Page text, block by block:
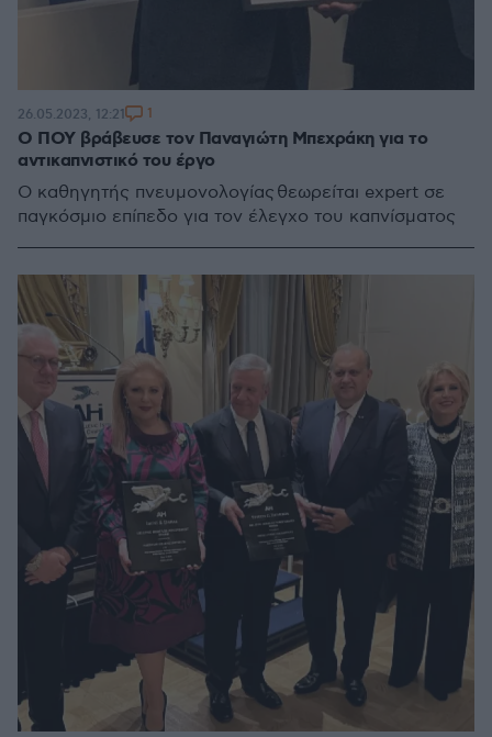
Ο ΠΟΥ βράβευσε τον Παναγιώτη Μπεχράκη για το
αντικαπνιστικό του έργο
Ο καθηγητής πνευμονολογίας θεωρείται expert σε
παγκόσμιο επίπεδο για τον έλεγχο του καπνίσματος
26.05.2023, 12:21 1